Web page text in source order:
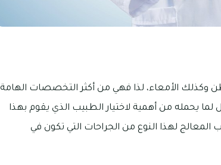
وكذلك الأمعاء، لذا فهي من أكثر التخصصات الهامة
يحمله من أهمية لاختيار الطبيب الذي يقوم بهذا
المعالج لهذا النوع من الجراحات التي تكون في